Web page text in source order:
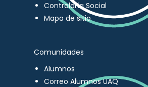
Contraloría Social
Mapa de sitio
Comunidades
Alumnos
Correo Alumnos UAQ